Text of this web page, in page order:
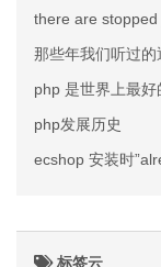
there are
那些年我们听过的
php 是世界上最
php发展历史
ecshop 安装时
标签云